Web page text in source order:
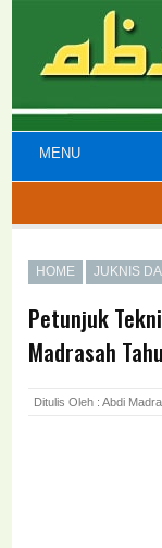
MENU
HOME JUKNIS
Petunjuk
Madrasah
Ditulis Oleh : Abdi